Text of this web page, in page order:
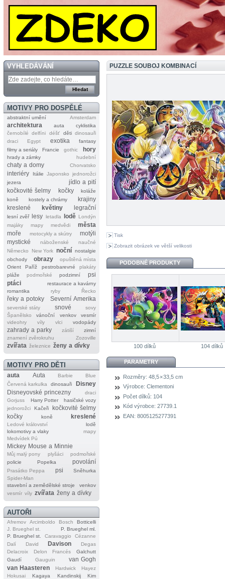
VYHLEDÁVÁNÍ
MOTIVY PRO DOSPĚLÉ
abstraktní umění Amsterdam
architektura auta
cyklistika
černobílé
delfíni déšť děti dinosauři
draci
Egypt exotika
fantasy
filmy a seriály
Francie gothic hory
hrady a zámky hudební
chaty a domy Chorvatsko
interiéry Itálie Japonsko
jednorožci
jezera
jídlo a pití
kočkovité šelmy
kočky
koláže
koně
kostely a chrámy
krajiny
kreslené
květiny legrační
lesní zvěř lesy letadla lodě Londýn
majáky
mapy medvědi
města
moře
motocykly a skútry
motýli
mystické
náboženské
naučné
Německo
New York noční nostalgie
obchody
obrazy
opuštěná místa
Orient
Paříž pestrobarevné
plakáty
pláže
podmořské podzimní
psi
ptáci
restaurace a kavárny
romantika
ryby Řecko
řeky a potoky Severní Amerika
severské státy snové
sovy
Španělsko
vánoční venkov
vesmír
videohry
víly vlci vodopády
zahrady a parky zátiší
zimní
znamení zvěrokruhu
Zozoville
zvířata železnice ženy a dívky
MOTIVY PRO DĚTI
auta Auta Barbie
Blue
Červená karkulka
dinosauři
Disney
Disneyovské princezny
draci
Gorjuss
Harry Potter
hasičské vozy
jednorožci
Kačeři
kočkovité šelmy
kočky
koně kreslené
Ledové království
lodě
lokomotivy a vlaky
mapy
Medvídek Pú
Mickey Mouse a Minnie
Můj malý pony plyšáci
podmořské
policie
Popelka povolání
Prasátko Peppa psi
Sněhurka
Spider‐Man
stavební a zemědělské stroje
venkov
vesmír víly zvířata ženy a dívky
AUTOŘI
Afremov Arcimboldo Bosch
Botticelli
J. Brueghel st.
P. Brueghel ml.
P. Brueghel st.
Caravaggio
Cézanne
Dalí
David Davison
Degas
Delacroix
Delon Francés
Galchutt
Gaudí
Gauguin
van Gogh
van Haasteren
Hardwick
Hayez
Hokusai
Kagaya Kandinskij Kim
PUZZLE SOUBOJ KOMBINACÍ
Tisk
Zobrazit obrázek ve větší velikosti
PODOBNÉ PRODUKTY
100 dílků 104 dílků
PARAMETRY
Rozměry: 48,5 × 33,5 cm
Výrobce: Clementoni
Počet dílků: 104
Kód výrobce: 27739.1
EAN: 8005125277391